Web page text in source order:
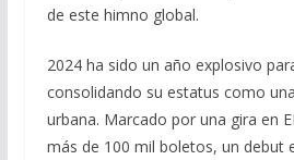
de este himno global.
2024 ha sido un año explosivo
consolidando su estatus como
urbana. Marcado por una gira en
más de 100 mil boletos, un debut